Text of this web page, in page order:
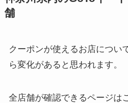
舗
クーポンが使えるお店につい
ら変化があると思われます。
全店舗が確認できるページは